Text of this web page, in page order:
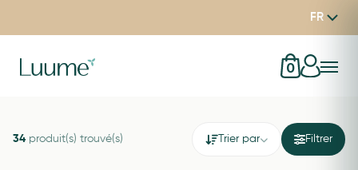
FR
0
34 produit(s) trouvé(s) Trier par Filtrer